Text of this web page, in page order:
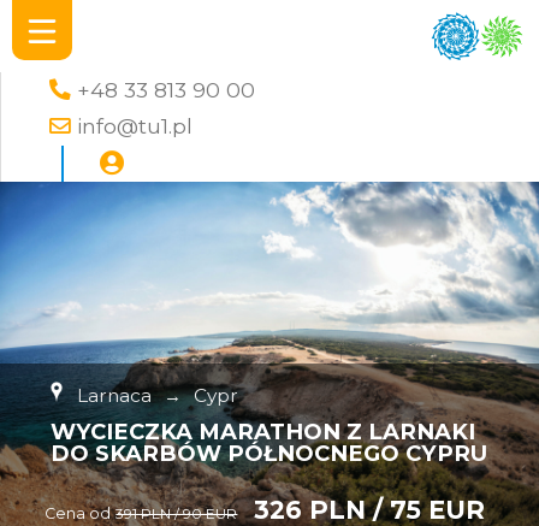
+48 33 813 90 00
info@tu1.pl
Larnaca → Cypr
WYCIECZKA MARATHON Z LARNAKI
DO SKARBÓW PÓŁNOCNEGO CYPRU
Cena od 391 PLN / 90 EUR 326 PLN / 75 EUR